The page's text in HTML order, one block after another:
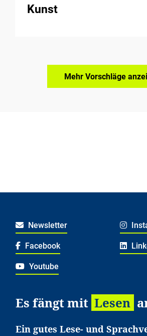
Kunst
Mehr Vorschläge
Newsletter
Facebook
Youtube
Es fängt mit Lesen
Ein gutes Lese- und